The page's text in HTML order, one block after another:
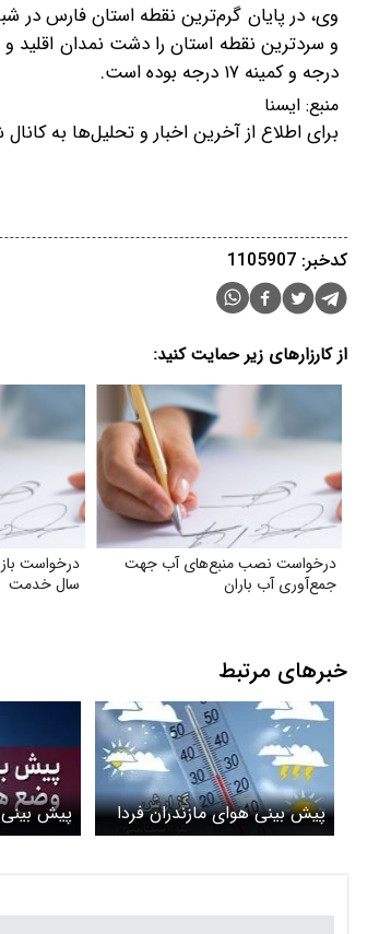
درجه و کمینه ۱۷ درجه بوده است.
منبع: ایسنا
برای اطلاع از آخرین اخبار و تحلیل‌ها به
کدخبر: 1105907
از کارزارهای زیر حمایت کنید:
درخواست نصب منبع‌های آب جهت
جمع‌آوری آب باران
سال خدمت
خبرهای مرتبط
پیش بینی هوای مازندران فردا
دوشنبه 4 خرداد/ احتمال ریزش
پیش